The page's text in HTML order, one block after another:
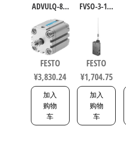
ADVULQ-80-
60-A-P-A 紧
凑型抗扭
气缸 行程
60mm 缸径
80mm
156833
FESTO
¥3,830.24
加入
购物
车
FVSO-3-1/8
化零部件
规格3 3877
FESTO
¥1,704.75
加入
购物
车